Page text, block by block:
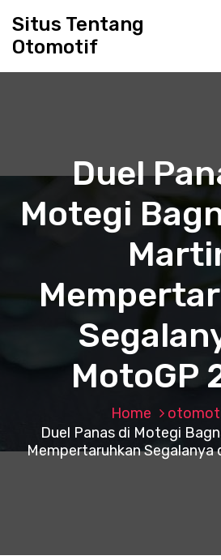
Situs Tentang
Otomotif
Duel
Motegi
MotoGP
Home
Duel Panas di Motegi
Mempertaruhkan Segalanya